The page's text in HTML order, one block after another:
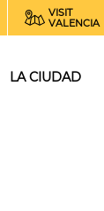
VISIT
VALENCIA
LA CIUDAD